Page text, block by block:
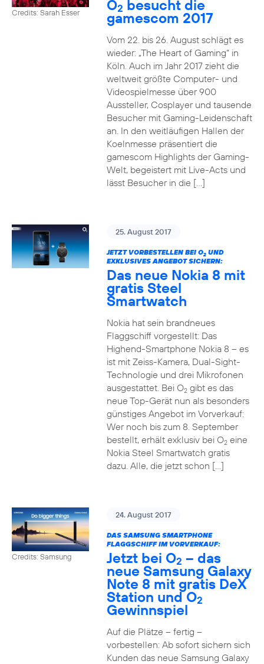
Credits: Sarah Esser O2 besucht die
gamescom 2017
Vom 22. bis 26. August schlägt es
wieder: „The Heart of Gaming“ in
Köln. Auch im Jahr 2017 zieht die
weltweit größte Computer- und
Videospielmesse über 900
Aussteller, Cosplayer und tausende
Besucher mit Gaming-Leidenschaft
an. In den weitläufigen Hallen der
Koelnmesse präsentiert die
gamescom Highlights der Gaming-
Welt, begeistert mit Live-Acts und
lässt Besucher in die […]
25. August 2017
JETZT VORBESTELLEN BEI O2UND
EXKLUSIVES ANGEBOT SICHERN:
Das neue Nokia 8 mit
gratis Steel
Smartwatch
Nokia hat sein brandneues
Flaggschiff vorgestellt: Das
Highend-Smartphone Nokia 8 – es
ist mit Zeiss-Kamera, Dual-Sight-
Technologie und drei Mikrofonen
ausgestattet. Bei O2gibt es das
neue Top-Gerät nun als besonders
günstiges Angebot im Vorverkauf:
Wer noch bis zum 8. September
bestellt, erhält exklusiv bei O2eine
Nokia Steel Smartwatch gratis
dazu. Alle, die jetzt schon […]
Credits: Samsung
24. August 2017
DAS SAMSUNG SMARTPHONE
FLAGGSCHIFF IM VORVERKAUF:
Jetzt bei O2 – das
neue Samsung Galaxy
Note 8 mit gratis DeX
Station und O2
Gewinnspiel
Auf die Plätze – fertig –
vorbestellen: Ab sofort sichern sich
Kunden das neue Samsung Galaxy